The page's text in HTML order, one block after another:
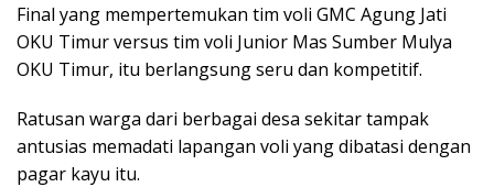
Final yang mempertemukan tim voli GMC Agung Jati
OKU Timur versus tim voli Junior Mas Sumber Mulya
OKU Timur, itu berlangsung seru dan kompetitif.
Ratusan warga dari berbagai desa sekitar tampak
antusias memadati lapangan voli yang dibatasi dengan
pagar kayu itu.